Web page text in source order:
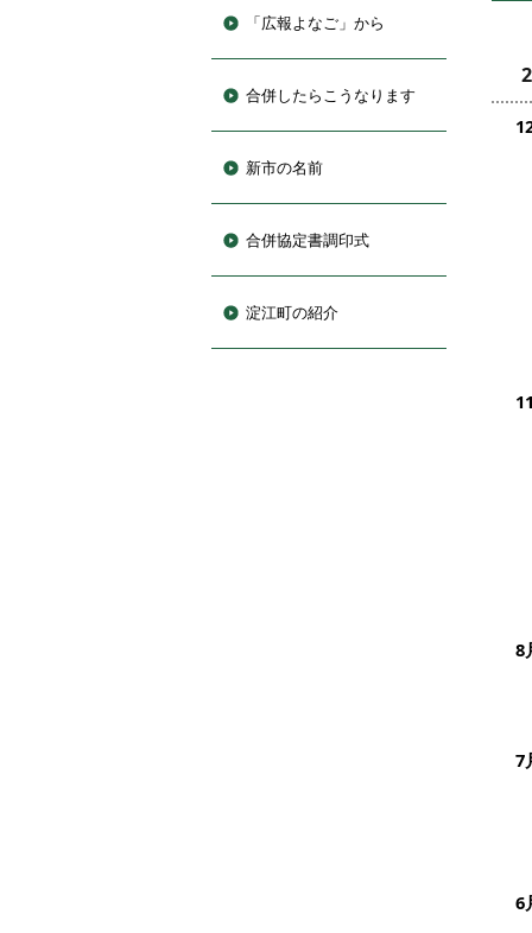
「広報よなご」から
合併したらこうなります
新市の名前
合併協定書調印式
淀江町の紹介
8
7
6